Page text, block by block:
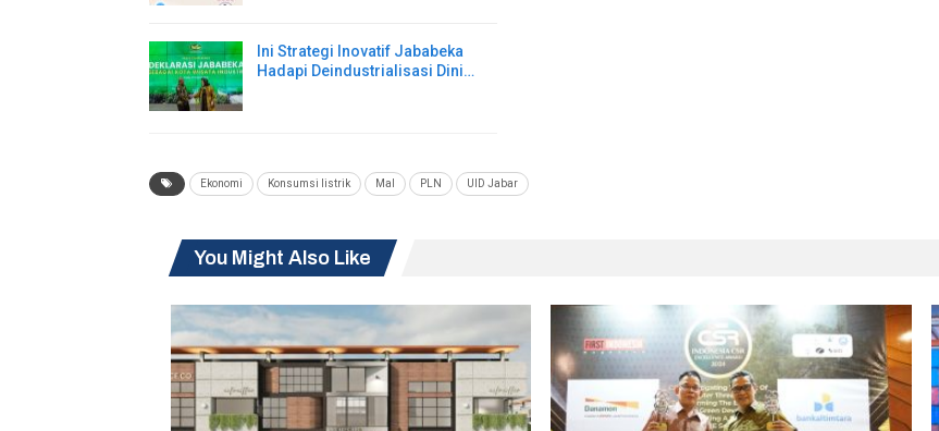
Ini Strategi Inovatif Jababeka
Hadapi Deindustrialisasi Dini…
Ekonomi Konsumsi listrik Mal PLN UID Jabar
You Might Also Like